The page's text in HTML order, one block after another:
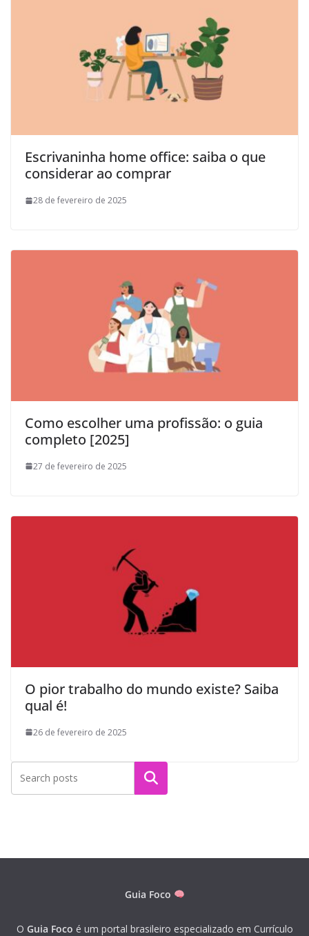
Escrivaninha home office: saiba o que
considerar ao comprar
28 de fevereiro de 2025
Como escolher uma profissão: o guia
completo [2025]
27 de fevereiro de 2025
O pior trabalho do mundo existe? Saiba
qual é!
26 de fevereiro de 2025
Pesquisar
Guia Foco
O Guia Foco é um portal brasileiro especializado em Currículo